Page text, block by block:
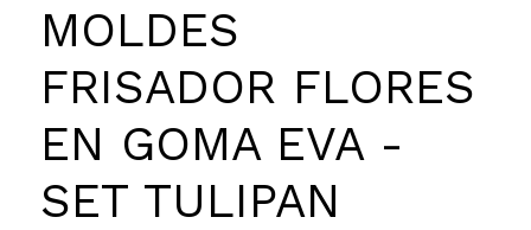
MOLDES
FRISADOR FLORES
EN GOMA EVA -
SET TULIPAN